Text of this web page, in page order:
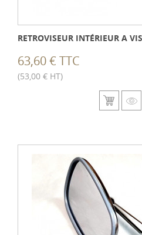
RETROVISEUR INTÉRIEUR A
63,60 € TTC
(53,00 € HT)